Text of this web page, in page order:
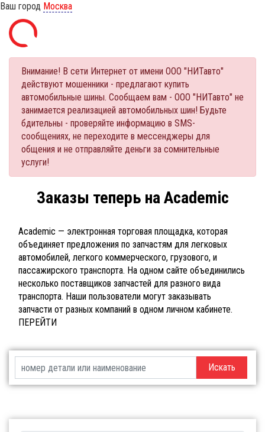
Ваш город Москва
Внимание! В сети Интернет от имени ООО "НИТавто"
действуют мошенники - предлагают купить
автомобильные шины. Сообщаем вам - ООО "НИТавто" не
занимается реализацией автомобильных шин! Будьте
бдительны - проверяйте информацию в SMS-
сообщениях, не переходите в мессенджеры для
общения и не отправляйте деньги за сомнительные
услуги!
Заказы теперь на Academic
Academic — электронная торговая площадка, которая
объединяет предложения по запчастям для легковых
автомобилей, легкого коммерческого, грузового, и
пассажирского транспорта. На одном сайте объединились
несколько поставщиков запчастей для разного вида
транспорта. Наши пользователи могут заказывать
запчасти от разных компаний в одном личном кабинете.
ПЕРЕЙТИ
Искать